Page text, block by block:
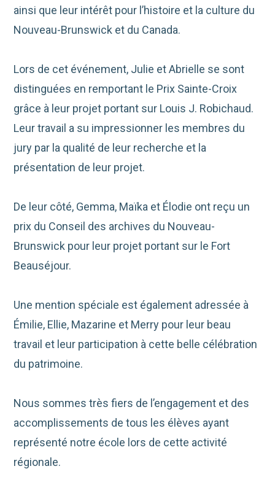
ainsi que leur intérêt pour l’histoire et la culture du
Nouveau-Brunswick et du Canada.
Lors de cet événement, Julie et Abrielle se sont
distinguées en remportant le Prix Sainte-Croix
grâce à leur projet portant sur Louis J. Robichaud.
Leur travail a su impressionner les membres du
jury par la qualité de leur recherche et la
présentation de leur projet.
De leur côté, Gemma, Maïka et Élodie ont reçu un
prix du Conseil des archives du Nouveau-
Brunswick pour leur projet portant sur le Fort
Beauséjour.
Une mention spéciale est également adressée à
Émilie, Ellie, Mazarine et Merry pour leur beau
travail et leur participation à cette belle célébration
du patrimoine.
Nous sommes très fiers de l’engagement et des
accomplissements de tous les élèves ayant
représenté notre école lors de cette activité
régionale.